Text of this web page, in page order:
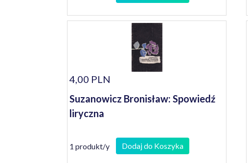
4,00 PLN
Suzanowicz Bronisław: Spowiedź
liryczna
1 produkt/y Dodaj do Koszyka